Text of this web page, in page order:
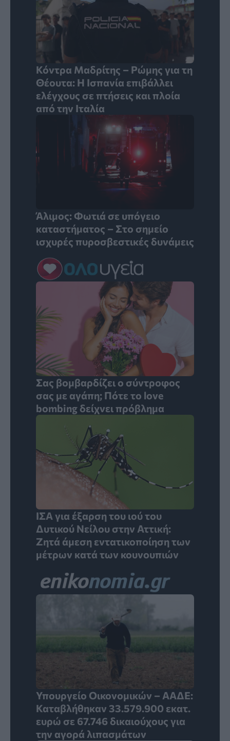
Κόντρα Μαδρίτης – Ρώμης για τη
Θέουτα: Η Ισπανία επιβάλλει
ελέγχους σε πτήσεις και πλοία
από την Ιταλία
Άλιμος: Φωτιά σε υπόγειο
καταστήματος – Στο σημείο
ισχυρές πυροσβεστικές δυνάμεις
Σας βομβαρδίζει ο σύντροφος
σας με αγάπη; Πότε το love
bombing δείχνει πρόβλημα
ΙΣΑ για έξαρση του ιού του
Δυτικού Νείλου στην Αττική:
Ζητά άμεση εντατικοποίηση των
μέτρων κατά των κουνουπιών
Υπουργείο Οικονομικών – ΑΑΔΕ:
Καταβλήθηκαν 33.579.900 εκατ.
ευρώ σε 67.746 δικαιούχους για
την αγορά λιπασμάτων